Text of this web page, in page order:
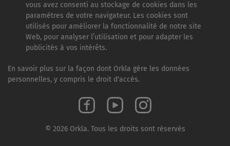
vous avez consenti au stockage de cookies dans les
paramètres de votre navigateur. Les cookies sont
utilisés pour améliorer la fonctionnalité de notre site
Web, pour analyser l’utilisation et pour adapter les
publicités à vos intérêts.
En savoir plus sur la façon dont Orkla gère les données
personnelles, y compris le droit d'accès.
© 2026 Orkla. Tous les droits sont réservés